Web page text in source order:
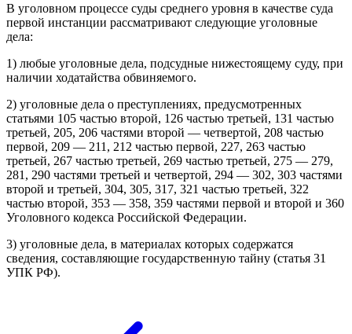
В уголовном процессе суды среднего уровня в качестве суда
первой инстанции рассматривают следующие уголовные
дела:
1) любые уголовные дела, подсудные нижестоящему суду, при
наличии ходатайства обвиняемого.
2) уголовные дела о преступлениях, предусмотренных
статьями 105 частью второй, 126 частью третьей, 131 частью
третьей, 205, 206 частями второй — четвертой, 208 частью
первой, 209 — 211, 212 частью первой, 227, 263 частью
третьей, 267 частью третьей, 269 частью третьей, 275 — 279,
281, 290 частями третьей и четвертой, 294 — 302, 303 частями
второй и третьей, 304, 305, 317, 321 частью третьей, 322
частью второй, 353 — 358, 359 частями первой и второй и 360
Уголовного кодекса Российской Федерации.
3) уголовные дела, в материалах которых содержатся
сведения, составляющие государственную тайну (статья 31
УПК РФ).